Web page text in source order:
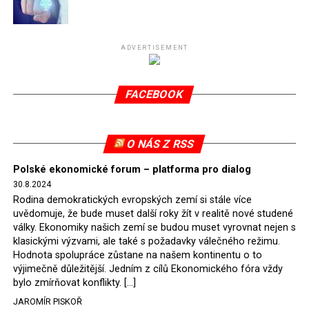
Připomeňme, že ukončení těžby hnědého uhlí pro
(SDEU) v souvislosti se stížnostmi českých samospráv
verdiktem španělské soudkyně Rosario Silva de Lapureta
tomuto rozhodnutí nevyhověla, proto na žádost
2022, než byl tento případ z důvodu uzavření dohody
Polska s Českou republikou o odstranění příčin sporu o
důl Turów vymazán z rejstříku tribunálu. Celkem si
Polsko nechalo z přiznaných evropských fondů odečíst
asi 70 milionů eur na pokutách a 45 milionů eur
zaplatilo jako odškodnění České republice – ale jak důl,
tak elektrárna nadále fungovaly. Už tehdy zástupci
tehdejší opozice a dnes vládnoucí koalice, jako
místopředseda Občanské platformy (PO) Rafał
ADVERTISEMENT
FACEBOOK
O NÁS Z RSS
Polské ekonomické forum – platforma pro dialog
30.8.2024
Rodina demokratických evropských zemí si stále více
uvědomuje, že bude muset další roky žít v realitě nové studené
války. Ekonomiky našich zemí se budou muset vyrovnat nejen s
klasickými výzvami, ale také s požadavky válečného režimu.
Hodnota spolupráce zůstane na našem kontinentu o to
výjimečně důležitější. Jedním z cílů Ekonomického fóra vždy
bylo zmírňovat konflikty. […]
JAROMÍR PISKOŘ